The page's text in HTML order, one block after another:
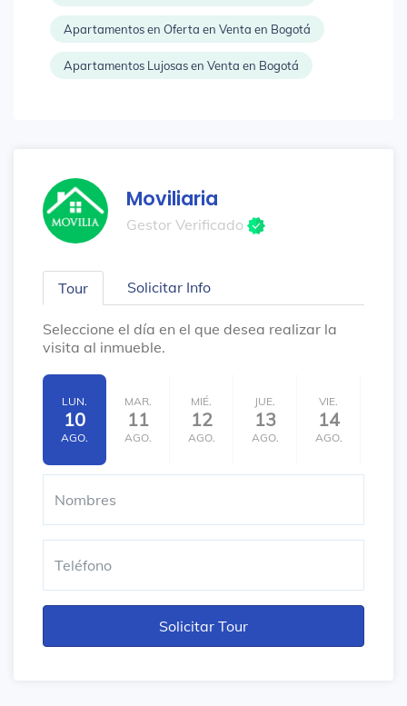
Apartamentos en Oferta en Venta en Bogotá
Apartamentos Lujosas en Venta en Bogotá
Moviliaria
Gestor Verificado
Tour Solicitar Info
Seleccione el día en el que desea realizar la
visita al inmueble.
LUN.
10
AGO.
MAR.
11
AGO.
MIÉ.
12
AGO.
JUE.
13
AGO.
VIE.
14
AGO.